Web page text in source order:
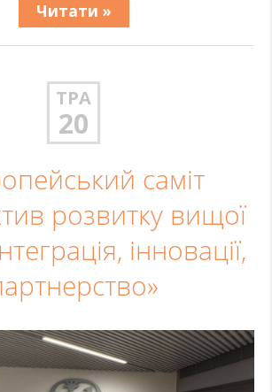
Читати »
ТРА
20
саміт
розвитку вищої
інновації,